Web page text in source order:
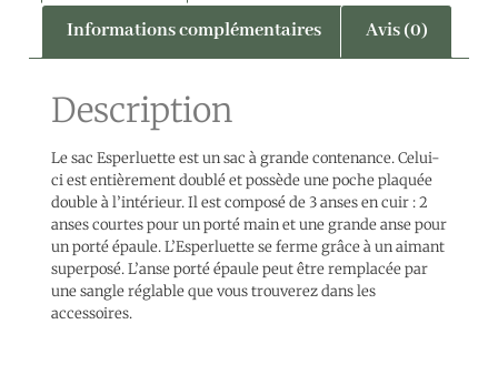
Informations complémentaires Avis (0)
Description
Le sac Esperluette est un sac à grande contenance. Celui-
ci est entièrement doublé et possède une poche plaquée
double à l’intérieur. Il est composé de 3 anses en cuir : 2
anses courtes pour un porté main et une grande anse pour
un porté épaule. L’Esperluette se ferme grâce à un aimant
superposé. L’anse porté épaule peut être remplacée par
une sangle réglable que vous trouverez dans les
accessoires.